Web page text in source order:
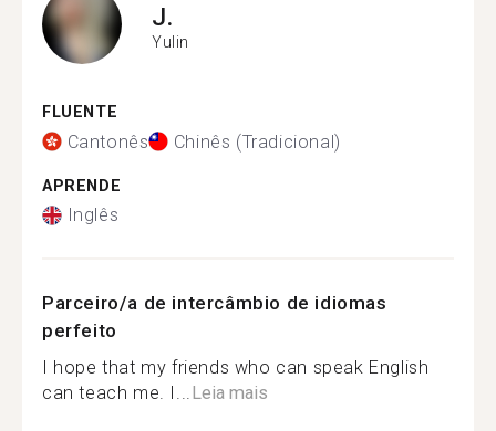
J.
Yulin
FLUENTE
Cantonês Chinês (Tradicional)
APRENDE
Inglês
Parceiro/a de intercâmbio de idiomas
perfeito
I hope that my friends who can speak English
can teach me. I...Leia mais